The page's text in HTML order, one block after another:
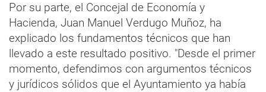
Por su parte, el Concejal de Economía y
Hacienda, Juan Manuel Verdugo Muñoz, ha
explicado los fundamentos técnicos que han
llevado a este resultado positivo. "Desde el primer
momento, defendimos con argumentos técnicos
y jurídicos sólidos que el Ayuntamiento ya había